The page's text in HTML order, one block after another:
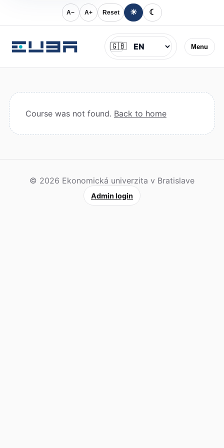
A− A+ Reset ☀ ☾
Menu
Jazyk
🇬🇧
Course was not found. Back to home
© 2026 Ekonomická univerzita v Bratislave
Admin login